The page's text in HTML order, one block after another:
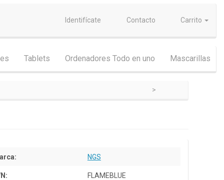
Identifícate Contacto Carrito
Tablets Ordenadores Todo en uno Mascarillas
NGS
FLAMEBLUE